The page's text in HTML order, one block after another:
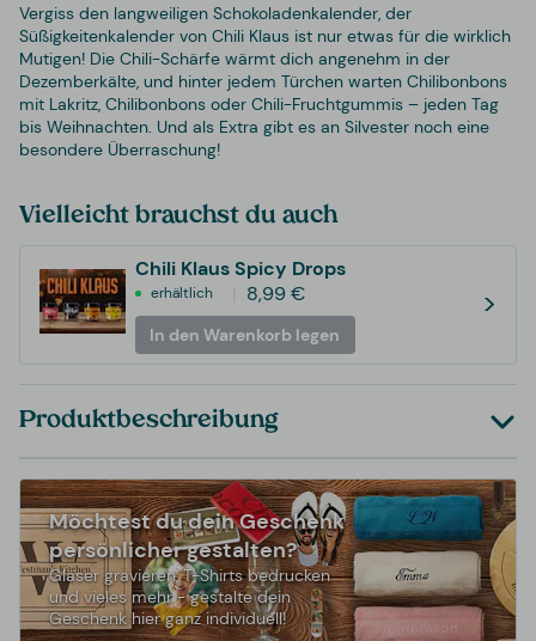
Vergiss den langweiligen Schokoladenkalender, der
Süßigkeitenkalender von Chili Klaus ist nur etwas für die wirklich
Mutigen! Die Chili-Schärfe wärmt dich angenehm in der
Dezemberkälte, und hinter jedem Türchen warten Chilibonbons
mit Lakritz, Chilibonbons oder Chili-Fruchtgummis – jeden Tag
bis Weihnachten. Und als Extra gibt es an Silvester noch eine
besondere Überraschung!
Vielleicht brauchst du auch
Chili Klaus Spicy Drops
erhältlich 8,99 €
In den Warenkorb legen
>
Produktbeschreibung
Möchtest du dein Geschenk
persönlicher gestalten?
Gläser gravieren, T-Shirts bedrucken
und vieles mehr - gestalte dein
Geschenk hier ganz individuell!